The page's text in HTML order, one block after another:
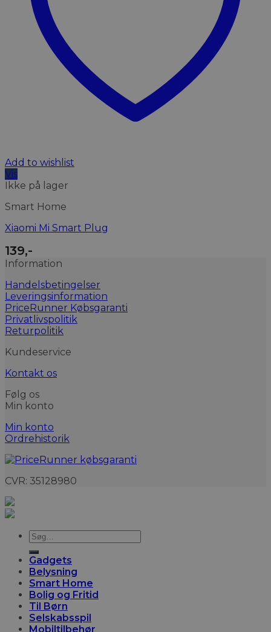
Add to wishlist
Vis
Ikke på lager
Smart Home
Xiaomi Mi Smart Plug
139,-
Information
Handelsbetingelser
Leveringsinformation
PriceRunner Købsgaranti
Privatlivspolitik
Returpolitik
Kundeservice
Kontakt os
Følg os
Min konto
Min konto
Ordrehistorik
CVR: 35128980
Søg
Gadgets
Belysning
Smart Home
Bolig og Fritid
Til Børn
Selskabsspil
Mobiltilbehør